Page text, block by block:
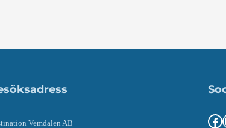
Vemdalen AB Facebook